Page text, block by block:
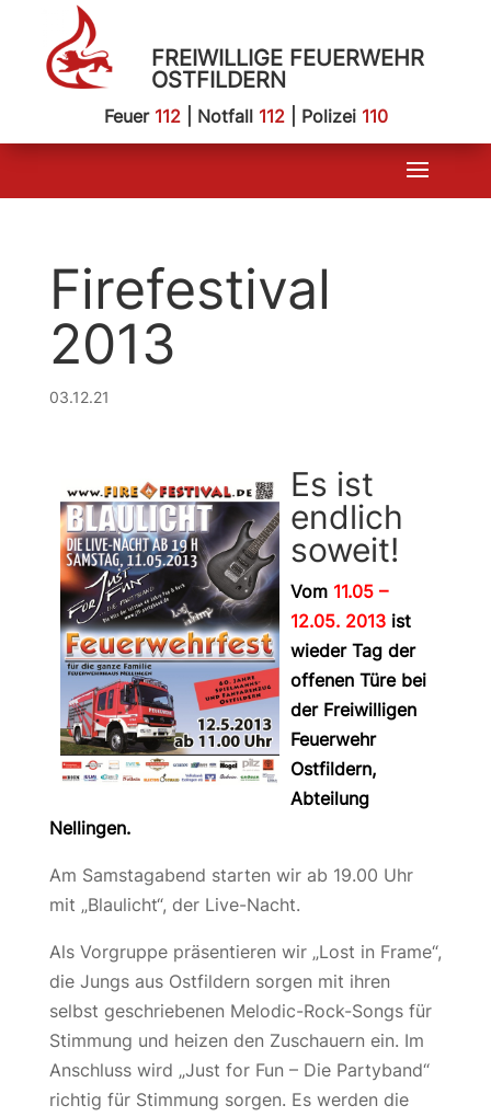
FREIWILLIGE FEUERWEHR
OSTFILDERN
Feuer 112| Notfall 112| Polizei 110
Firefestival
2013
03.12.21
Es ist
endlich
soweit!
Vom 11.05 –
12.05. 2013ist
wieder Tag der
offenen Türe bei
der Freiwilligen
Feuerwehr
Ostfildern,
Abteilung
Nellingen.
Am Samstagabend starten wir ab 19.00 Uhr
mit „Blaulicht“, der Live-Nacht.
Als Vorgruppe präsentieren wir „Lost in Frame“,
die Jungs aus Ostfildern sorgen mit ihren
selbst geschriebenen Melodic-Rock-Songs für
Stimmung und heizen den Zuschauern ein. Im
Anschluss wird „Just for Fun – Die Partyband“
richtig für Stimmung sorgen. Es werden die